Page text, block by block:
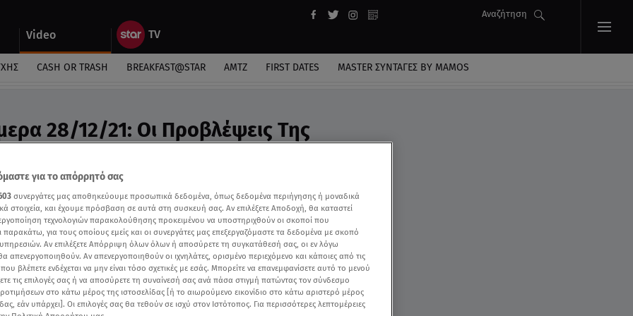
Video
Αναζήτηση
CASH OR TRASH BREAKFAST@STAR ΑΜΤΖ FIRST DATES MASTER ΣΥΝΤΑΓΈΣ BY MAMOS
28/12/21: Οι Προβλέψεις Της
- Video
της Άσης Μπήλιου στο Breakfast@star
για το απόρρητό σας
συνεργάτες μας αποθηκεύουμε προσωπικά δεδομένα, όπως δεδομένα περιήγησης ή μοναδικά
στοιχεία, και έχουμε πρόσβαση σε αυτά στη συσκευή σας. Αν επιλέξετε Αποδοχή, θα καταστεί
τεχνολογιών παρακολούθησης προκειμένου να υποστηριχθούν οι σκοποί που
παρακάτω, για τους οποίους εμείς και οι συνεργάτες μας επεξεργαζόμαστε τα δεδομένα με σκοπό
Αν επιλέξετε Απόρριψη όλων όλων ή αποσύρετε τη συγκατάθεσή σας, οι εν λόγω
απενεργοποιηθούν. Αν απενεργοποιηθούν οι ιχνηλάτες, ορισμένο περιεχόμενο και κάποιες από τις
βλέπετε ενδέχεται να μην είναι τόσο σχετικές με εσάς. Μπορείτε να επανεμφανίσετε αυτό το μενού
τις επιλογές σας ή να αποσύρετε τη συναίνεσή σας ανά πάσα στιγμή πατώντας τον σύνδεσμο
στο κάτω μέρος της ιστοσελίδας [ή το αιωρούμενο εικονίδιο στο κάτω αριστερό μέρος
εάν υπάρχει]. Οι επιλογές σας θα τεθούν σε ισχύ στον Ιστότοπος. Για περισσότερες λεπτομέρειες